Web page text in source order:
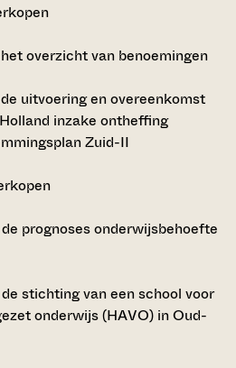
overzicht van benoemingen
uitvoering en overeenkomst
inzake ontheffing
Zuid-II
prognoses onderwijsbehoefte
stichting van een school voor
onderwijs (HAVO) in Oud-